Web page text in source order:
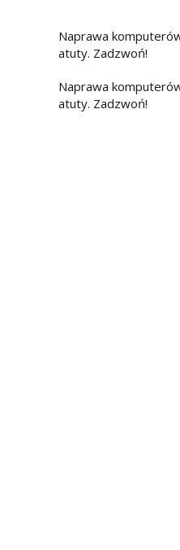
Naprawa
atuty. Zadzwoń!
Naprawa
atuty. Zadzwoń!